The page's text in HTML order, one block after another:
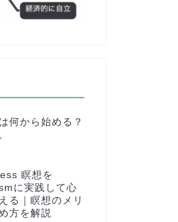
何から始める？
瞑想を
に実践して心
る｜瞑想のメリ
方を解説